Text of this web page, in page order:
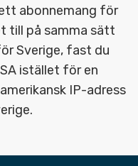
abonnemang för
till på samma sätt
Sverige, fast du
istället för en
IP-adress